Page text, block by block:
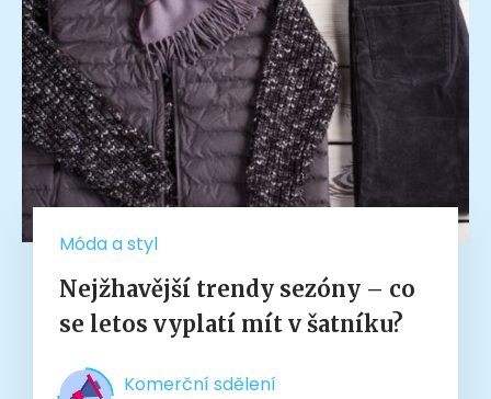
Móda a styl
Nejžhavější trendy sezóny – co
se letos vyplatí mít v šatníku?
Komerční sdělení